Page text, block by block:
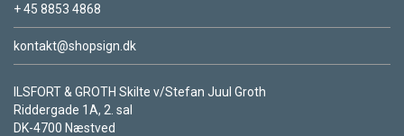
+ 45 8853 4868
kontakt@shopsign.dk
ILSFORT & GROTH Skilte v/Stefan Juul Groth
Riddergade 1A, 2. sal
DK-4700 Næstved